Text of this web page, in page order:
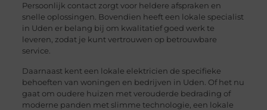
Persoonlijk contact zorgt voor heldere afspraken en
snelle oplossingen. Bovendien heeft een lokale specialist
in Uden er belang bij om kwalitatief goed werk te
leveren, zodat je kunt vertrouwen op betrouwbare
service.
Daarnaast kent een lokale elektricien de specifieke
behoeften van woningen en bedrijven in Uden. Of het nu
gaat om oudere huizen met verouderde bedrading of
moderne panden met slimme technologie, een lokale